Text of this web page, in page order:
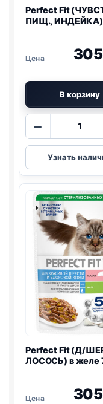
Perfect Fit
ПИЩ., ИНДЕЙКА)
305
В корзину
−
Fit
75г
Узнать
Perfect Fit (Д/
ЛОСОСЬ) в желе
305